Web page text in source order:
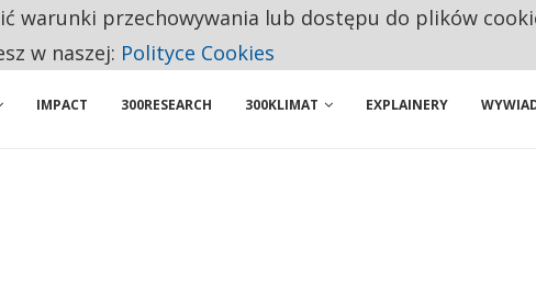
SĄ DWA PODMIOTY Z POLSKI
IMPACT 300RESEARCH 300KLIMAT EXPLAINERY
warunki przechowywania lub dostępu do plików
w naszej: Polityce Cookies